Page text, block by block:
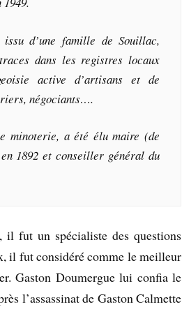
d’une famille de Souillac,
dans les registres locaux
active d’artisans et de
négociants….
minoterie, a été élu maire (de
1892 et conseiller général du
il fut un spécialiste des questions
il fut considéré comme le meilleur
Gaston Doumergue lui confia le
l’assassinat de Gaston Calmette